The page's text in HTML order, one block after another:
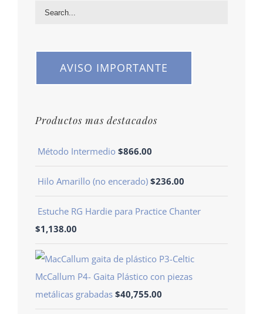
AVISO IMPORTANTE
Productos mas destacados
Método Intermedio $866.00
Hilo Amarillo (no encerado) $236.00
Estuche RG Hardie para Practice Chanter
$1,138.00
McCallum P4- Gaita Plástico con piezas
metálicas grabadas $40,755.00